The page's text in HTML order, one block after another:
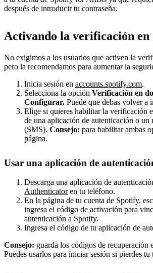
después de introducir tu contraseña.
Activando la verificación en
No exigimos a los usuarios que activen la
pero la recomendamos para aumentar la
Inicia sesión en accounts.spotify.com.
Selecciona la opción Verificación en
Configurar. Puede que debas volver a
Elige si quieres habilitar la verificación
de una aplicación de autenticación o un
(SMS). Consejo: para habilitar ambas
página.
Usar una aplicación de
Descarga una aplicación de
Authenticatoren tu teléfono.
En la página de tu cuenta de Spotify,
ingresa el código de activación para
autenticación a Spotify.
Ingresa el código de tu aplicación de
Consejo: guarda los códigos de recuperación
Puedes usarlos para iniciar sesión si pierdes tu